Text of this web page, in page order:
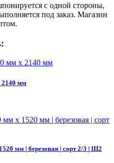
с одной стороны,
под заказ. Магазин
мм
мм | березовая | сорт 2/3 | Ш2